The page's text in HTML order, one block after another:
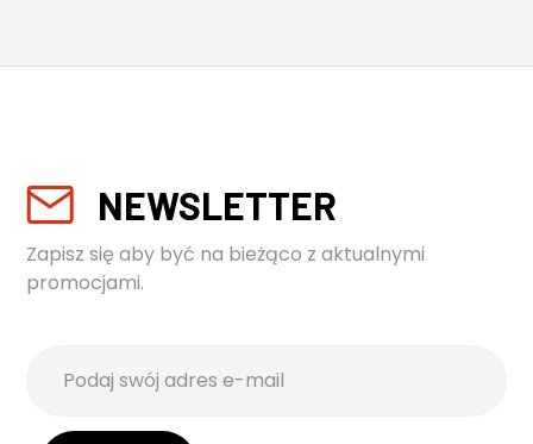
NEWSLETTER
Zapisz się aby być na bieżąco z aktualnymi
promocjami.